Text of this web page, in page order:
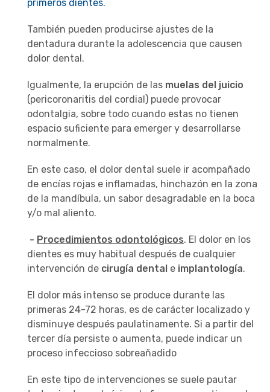
primeros dientes.
También pueden producirse ajustes de la
dentadura durante la adolescencia que causen
dolor dental.
Igualmente, la erupción de las muelas del juicio
(pericoronaritis del cordial) puede provocar
odontalgia, sobre todo cuando estas no tienen
espacio suficiente para emerger y desarrollarse
normalmente.
En este caso, el dolor dental suele ir acompañado
de encías rojas e inflamadas, hinchazón en la zona
de la mandíbula, un sabor desagradable en la boca
y/o mal aliento.
- Procedimientos odontológicos. El dolor en los
dientes es muy habitual después de cualquier
intervención de cirugía dental e implantología.
El dolor más intenso se produce durante las
primeras 24-72 horas, es de carácter localizado y
disminuye después paulatinamente. Si a partir del
tercer día persiste o aumenta, puede indicar un
proceso infeccioso sobreañadido
En este tipo de intervenciones se suele pautar